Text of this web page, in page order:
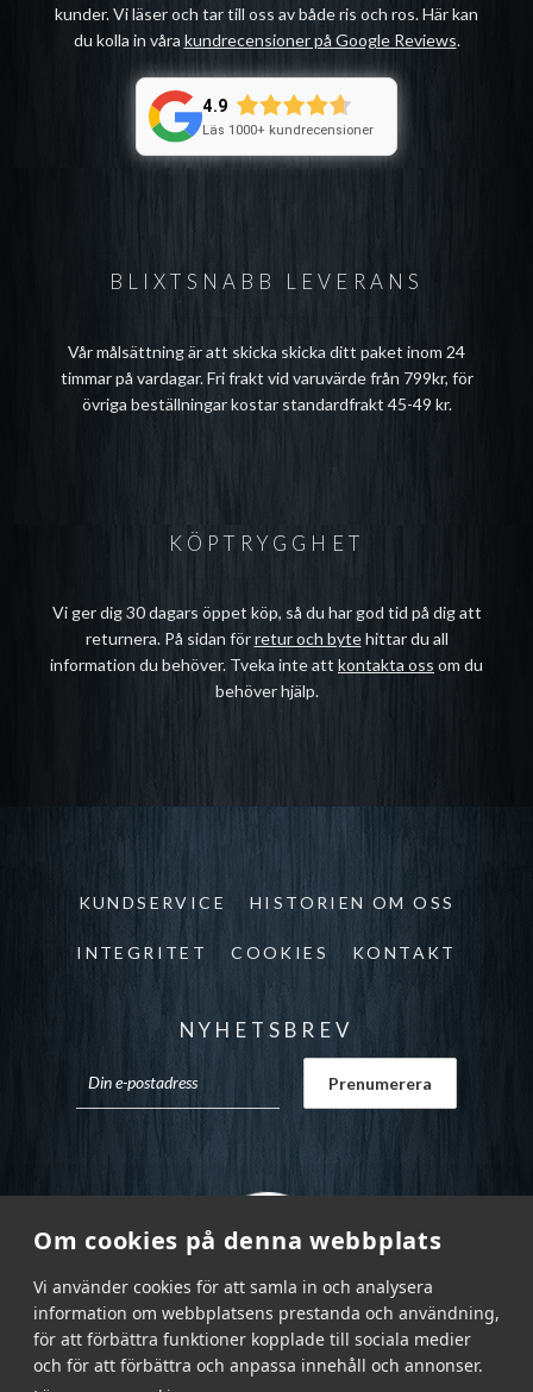
Om cookies på denna webbplats
Vi använder cookies för att samla in och analysera
information om webbplatsens prestanda och användning,
för att förbättra funktioner kopplade till sociala medier
och för att förbättra och anpassa innehåll och annonser.
BLIXTSNABB LEVERANS
Vår målsättning är att skicka skicka ditt paket inom 24
timmar på vardagar. Fri frakt vid varuvärde från 799kr, för
övriga beställningar kostar standardfrakt 45-49 kr.
kunder. Vi läser och tar till oss av både ris och ros. Här kan
du kolla in våra kundrecensioner på Google Reviews.
4.9
Läs 1000+ kundrecensioner
KÖPTRYGGHET
Vi ger dig 30 dagars öppet köp, så du har god tid på dig att
returnera. På sidan förretur och bytehittar du all
information du behöver. Tveka inte att kontakta oss om du
behöver hjälp.
KUNDSERVICE HISTORIEN OM OSS
INTEGRITET COOKIES KONTAKT
NYHETSBREV